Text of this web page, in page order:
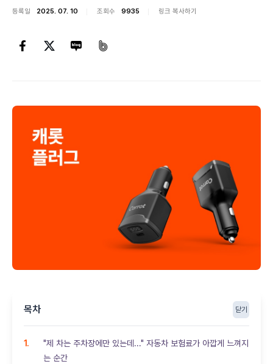
등록일 2025. 07. 10 조회수 9935 링크 복사하기
목차 닫기
"제 차는 주차장에만 있는데..." 자동차 보험료가 아깝게 느껴지
는 순간